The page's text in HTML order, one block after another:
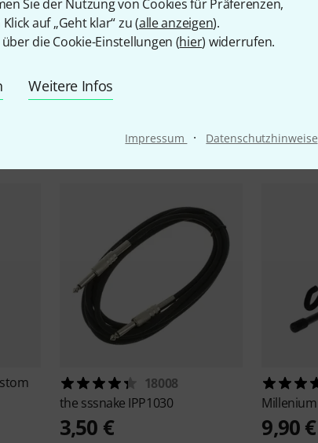
Sie der Nutzung von Cookies für Präferenzen,
auf „Geht klar“ zu (alle anzeigen).
die Cookie-Einstellungen (hier) widerrufen.
Weitere Infos
Impressum · Datenschutzhinweise
Nein
Artikel
18008
the sssnake IPP1030
3,50 €
Millenium
9,90 €